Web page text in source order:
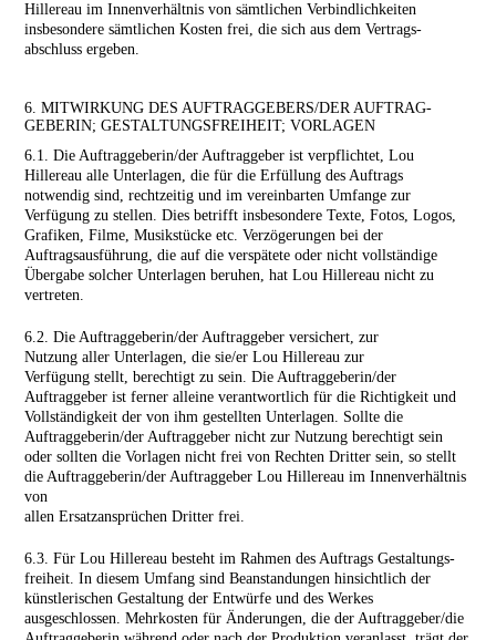
Hillereau im Innenverhältnis von sämtlichen Verbindlichkeiten
insbesondere sämtlichen Kosten frei, die sich aus dem Vertrags­
abschluss ergeben.
6. MITWIRKUNG DES AUFTRAGGEBERS/DER AUFTRAG­
GEBERIN; GESTALTUNGSFREIHEIT; VORLAGEN
6.1. Die Auftraggeberin/der Auftraggeber ist verpflichtet, Lou
Hillereau alle Unterlagen, die für die Erfüllung des Auftrags
notwendig sind, rechtzeitig und im vereinbarten Umfange zur
Verfügung zu stellen. Dies betrifft insbesondere Texte, Fotos, Logos,
Grafiken, Filme, Musikstücke etc. Verzögerungen bei der
Auftragsausführung, die auf die verspätete oder nicht vollständige
Übergabe solcher Unterlagen beruhen, hat Lou Hillereau nicht zu
vertreten.
6.2. Die Auftraggeberin/der Auftraggeber versichert, zur
Nutzung aller Unterlagen, die sie/er Lou Hillereau zur
Verfügung stellt, berechtigt zu sein. Die Auftraggeberin/der
Auftraggeber ist ferner alleine verantwortlich für die Richtigkeit und
Vollständigkeit der von ihm gestellten Unterlagen. Sollte die
Auftraggeberin/der Auftraggeber nicht zur Nutzung berechtigt sein
oder sollten die Vorlagen nicht frei von Rechten Dritter sein, so stellt
die Auftraggeberin/der Auftraggeber Lou Hillereau im Innenverhältnis
von
allen Ersatzansprüchen Dritter frei.
6.3. Für Lou Hillereau besteht im Rahmen des Auftrags Gestaltungs­
freiheit. In diesem Umfang sind Beanstandungen hinsichtlich der
künstlerischen Gestaltung der Entwürfe und des Werkes
ausgeschlossen. Mehrkosten für Änderungen, die der Auftraggeber/die